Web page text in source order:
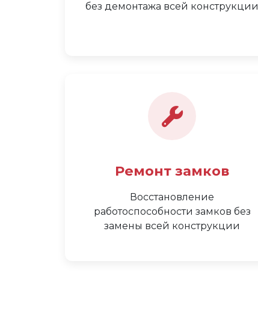
без демонтажа всей конструкции
Ремонт замков
Восстановление
работоспособности замков без
замены всей конструкции